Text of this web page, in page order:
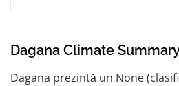
Dagana Climate
Dagana prezintă un None